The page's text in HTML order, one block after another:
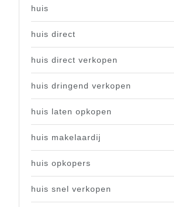
huis
huis direct
huis direct verkopen
huis dringend verkopen
huis laten opkopen
huis makelaardij
huis opkopers
huis snel verkopen